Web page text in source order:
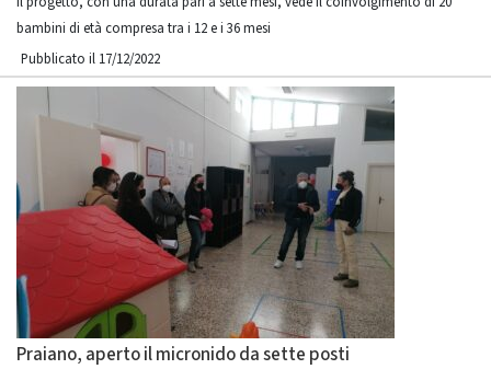
bambini di età compresa tra i 12 e i 36 mesi
Pubblicato il 17/12/2022
Praiano, aperto il micronido da sette posti